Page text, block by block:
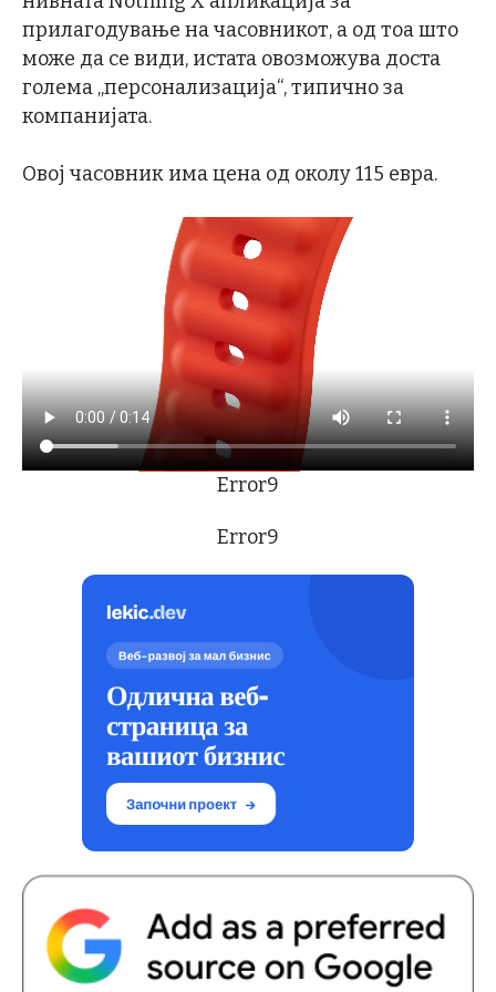
прилагодување на часовникот, а од тоа што
може да се види, истата овозможува доста
голема „персонализација“, типично за
компанијата.
Овој часовник има цена од околу 115 евра.
Error9
Error9